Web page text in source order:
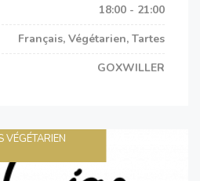
18:00 - 21:00
Français, Végétarien, Tartes
GOXWILLER
VÉGÉTARIEN